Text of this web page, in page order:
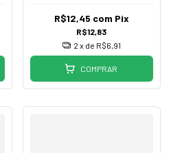
R$12,83
R$12,45 com Pix
2 x de R$6,91
COMPRAR